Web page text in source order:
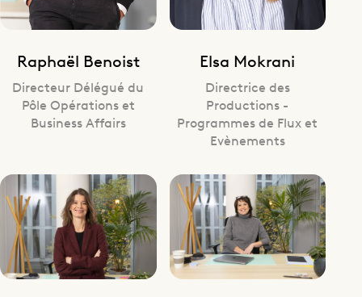
Raphaël Benoist
Directeur Délégué du
Pôle Opérations et
Business Affairs
Elsa Mokrani
Directrice des
Productions -
Programmes de Flux et
Evènements